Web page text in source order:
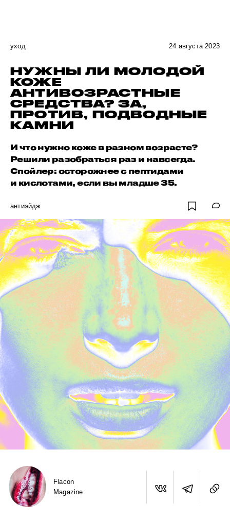
уход 24 августа 2023
НУЖНЫ ЛИ МОЛОДОЙ
КОЖЕ
АНТИВОЗРАСТНЫЕ
СРЕДСТВА? ЗА,
ПРОТИВ, ПОДВОДНЫЕ
КАМНИ
И что нужно коже в разном возрасте?
Решили разобраться раз и навсегда.
Спойлер: осторожнее с пептидами
и кислотами, если вы младше 35.
антиэйдж
Flacon
Magazine